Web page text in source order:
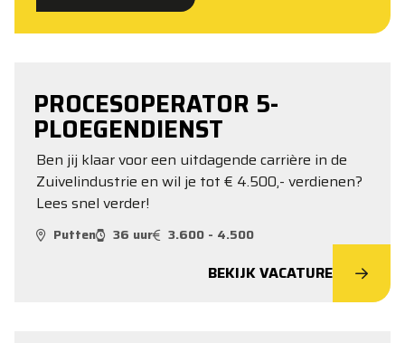
PROCESOPERATOR 5-
PLOEGENDIENST
Ben jij klaar voor een uitdagende carrière in de
Zuivelindustrie en wil je tot € 4.500,- verdienen?
Lees snel verder!
Putten 36 uur 3.600 - 4.500
BEKIJK VACATURE